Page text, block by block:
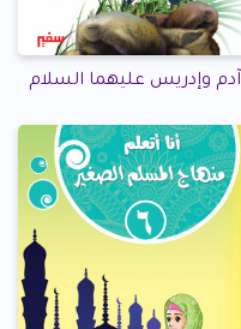
آدم وإدريس عليهما السلام